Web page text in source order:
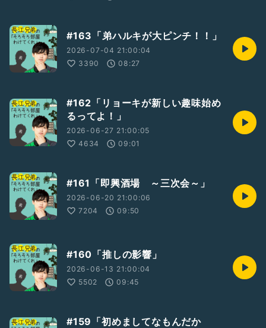
#163「弟ハルキが大ピンチ！！」
2026-07-04 21:00:04
3390
08:27
#162「リョーキが新しい趣味始め
るってよ！」
2026-06-27 21:00:05
4634
09:01
#161「即興酒場 ～三次会～」
2026-06-20 21:00:06
7204
09:50
#160「推しの影響」
2026-06-13 21:00:04
5502
09:45
#159「初めましてなもんだか